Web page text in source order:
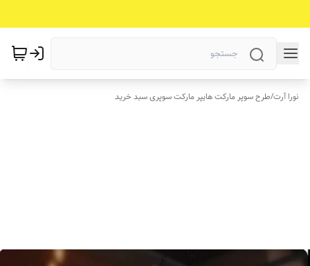
نورا آرت/طرح سوپر مارکت هایپر مارکت سوپری سبد خرید